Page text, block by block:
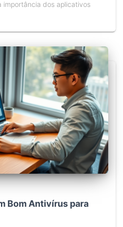
importância dos aplicativos
Bom Antivírus para